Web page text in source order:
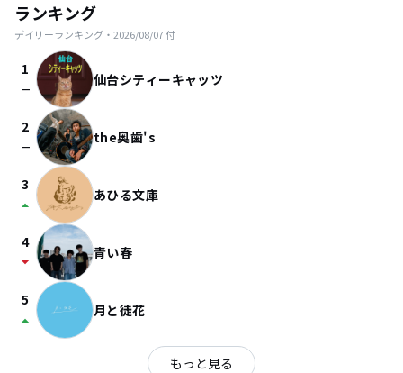
ランキング
デイリーランキング・ 2026/08/07付
1
check_indeterminate_small 仙台シティーキャッツ
2
check_indeterminate_small the奥歯's
3
arrow_drop_up あひる文庫
4
arrow_drop_down 青い春
5
arrow_drop_up 月と徒花
もっと見る